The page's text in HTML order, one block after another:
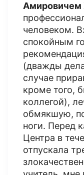
Амировичем
человеком.
спокойным
(дважды
случае
кроме того,
коллегой),
обмякшую,
ноги. Перед
Центра в
отпускала